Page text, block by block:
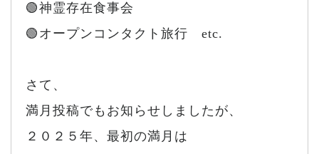
🟢神霊存在食事会
🟢オープンコンタクト旅行 etc.
さて、
満月投稿でもお知らせしましたが、
２０２５年、最初の満月は